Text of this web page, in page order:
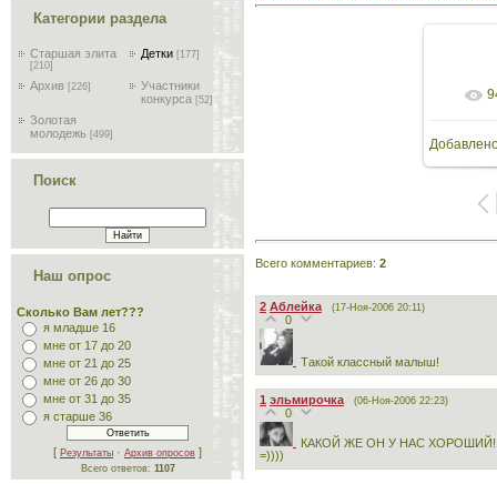
Категории раздела
Старшая элита
[210]
Детки [177]
Архив [226]
Участники
конкурса [52]
Золотая
молодежь [499]
Поиск
Наш опрос
Сколько Вам лет???
я младше 16
мне от 17 до 20
мне от 21 до 25
мне от 26 до 30
мне от 31 до 35
я старше 36
[ Результаты · Архив опросов ]
Всего ответов: 1107
Всего комментариев: 2
2 Аблейка (17-Ноя-2006 20:11)
0
Такой классный малыш!
1 эльмирочка (06-Ноя-2006 22:23)
0
КАКОЙ ЖЕ ОН У НАС ХОРОШИЙ!
=))))